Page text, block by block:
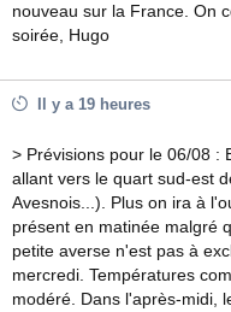
nouveau sur la France. On
soirée, Hugo
Il y a 19 heures
> Prévisions pour le 06/08 :
allant vers le quart sud-est
Avesnois...). Plus on ira à
présent en matinée malgré
petite averse n'est pas à
mercredi. Températures
modéré. Dans l'après-midi,